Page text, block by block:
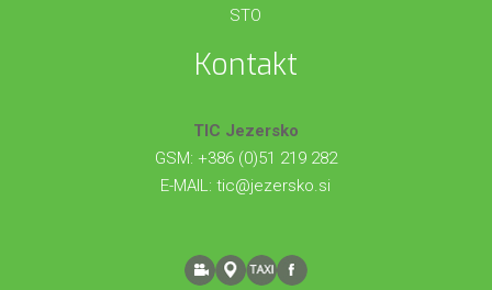
STO
Kontakt
TIC Jezersko
GSM: +386 (0)51 219 282
E-MAIL:tic@jezersko.si